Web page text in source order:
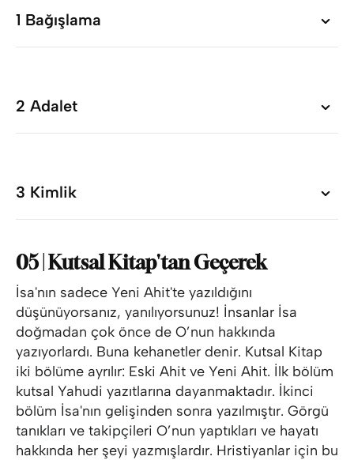
1 Bağışlama
1 Bağışlama
2 Adalet
2 Adalet
3 Kimlik
3 Kimlik
05 | Kutsal Kitap'tan Geçerek
İsa'nın sadece Yeni Ahit'te yazıldığını
düşünüyorsanız, yanılıyorsunuz! İnsanlar İsa
doğmadan çok önce de O’nun hakkında
yazıyorlardı. Buna kehanetler denir. Kutsal Kitap
iki bölüme ayrılır: Eski Ahit ve Yeni Ahit. İlk bölüm
kutsal Yahudi yazıtlarına dayanmaktadır. İkinci
bölüm İsa'nın gelişinden sonra yazılmıştır. Görgü
tanıkları ve takipçileri O’nun yaptıkları ve hayatı
hakkında her şeyi yazmışlardır. Hristiyanlar için bu